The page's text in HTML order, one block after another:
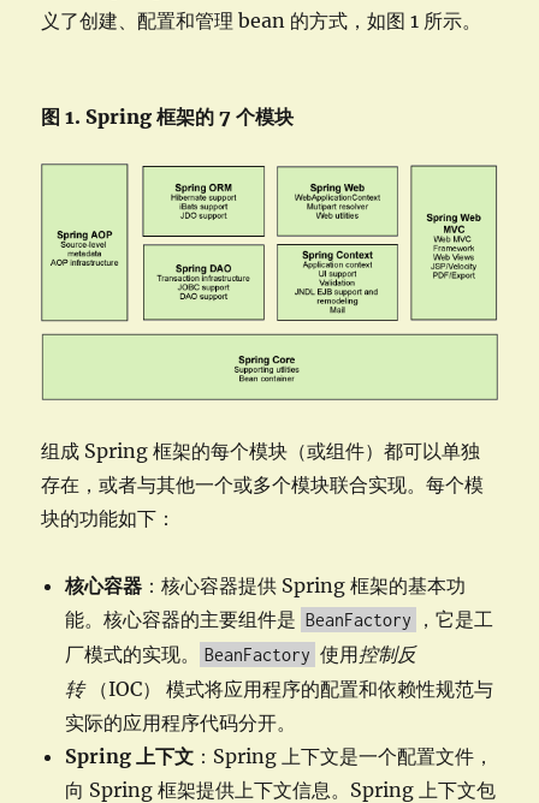
义了创建、配置和管理 bean 的方式，如图 1 所示。
图 1. Spring 框架的 7 个模块
组成 Spring 框架的每个模块（或组件）都可以单独
存在，或者与其他一个或多个模块联合实现。每个模
块的功能如下：
核心容器 ：核心容器提供 Spring 框架的基本功
能。核心容器的主要组件是 BeanFactory
，它是工
厂模式的实现。
BeanFactory 使用控制反
转（IOC） 模式将应用程序的配置和依赖性规范与
实际的应用程序代码分开。
Spring 上下文 ：Spring 上下文是一个配置文件，
向 Spring 框架提供上下文信息。Spring 上下文包